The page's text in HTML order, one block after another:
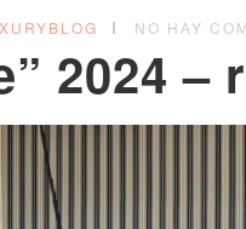
NO HAY
2024 –